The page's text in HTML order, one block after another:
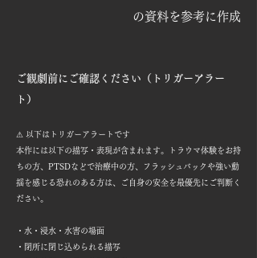
の資料を参考に作成
ご観劇前にご確認ください（トリガーアラー
ト）
⚠ 以下はトリガーアラートです
本作には以下の描写・表現が含まれます。トラウマ体験をお持
ちの方、PTSDなどで治療中の方、フラッシュバックや強い動
揺を感じる恐れのある方は、ご自身の安全を最優先にご判断く
ださい。
・水・浸水・水害の場面
・閉所に閉じ込められる描写